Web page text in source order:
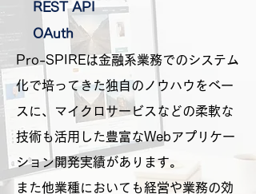
REST API
OAuth
​Pro-SPIREは金融系業務でのシステム
化で培ってきた独自のノウハウをベー
スに、マイクロサービスなどの柔軟な
技術も活用した豊富なWebアプリケー
ション開発実績があります。
また他業種においても経営や業務の効